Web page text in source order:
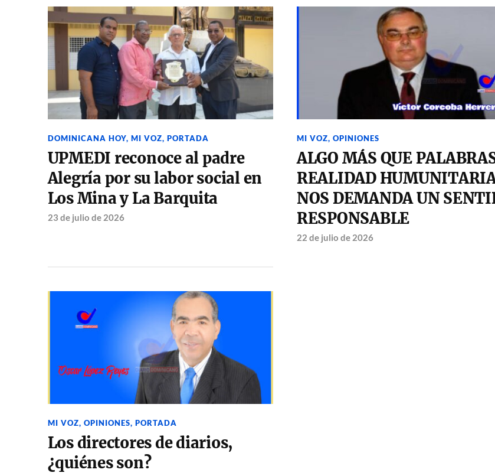
DOMINICANA HOY, MI VOZ, PORTADA
UPMEDI reconoce al padre
Alegría por su labor social en
Los Mina y La Barquita
23 de julio de 2026
MI VOZ, OPINIONES
ALGO MÁS QUE
REALIDAD
NOS DEMANDA UN
RESPONSABLE
22 de julio de 2026
MI VOZ, OPINIONES, PORTADA
Los directores de diarios,
¿quiénes son?